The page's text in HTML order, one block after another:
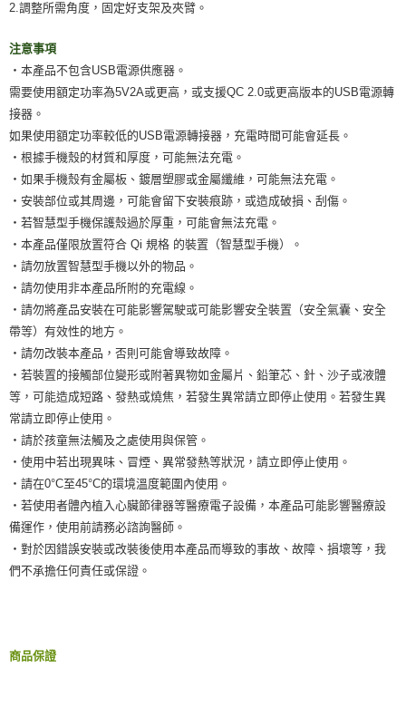
2.調整所需角度，固定好支架及夾臂。
注意事項
‧本產品不包含USB電源供應器。
需要使用額定功率為5V2A或更高，或支援QC 2.0或更高版本的USB電源轉
接器。
如果使用額定功率較低的USB電源轉接器，充電時間可能會延長。
‧根據手機殼的材質和厚度，可能無法充電。
‧如果手機殼有金屬板、鍍層塑膠或金屬纖維，可能無法充電。
‧安裝部位或其周邊，可能會留下安裝痕跡，或造成破損、刮傷。
‧若智慧型手機保護殼過於厚重，可能會無法充電。
‧本產品僅限放置符合 Qi 規格 的裝置（智慧型手機）。
‧請勿放置智慧型手機以外的物品。
‧請勿使用非本產品所附的充電線。
‧請勿將產品安裝在可能影響駕駛或可能影響安全裝置（安全氣囊、安全
帶等）有效性的地方。
‧請勿改裝本產品，否則可能會導致故障。
‧若裝置的接觸部位變形或附著異物如金屬片、鉛筆芯、針、沙子或液體
等，可能造成短路、發熱或燒焦，若發生異常請立即停止使用。若發生異
常請立即停止使用。
‧請於孩童無法觸及之處使用與保管。
‧使用中若出現異味、冒煙、異常發熱等狀況，請立即停止使用。
‧請在0°C至45°C的環境溫度範圍內使用。
‧若使用者體內植入心臟節律器等醫療電子設備，本產品可能影響醫療設
備運作，使用前請務必諮詢醫師。
‧對於因錯誤安裝或改裝後使用本產品而導致的事故、故障、損壞等，我
們不承擔任何責任或保證。
商品保證